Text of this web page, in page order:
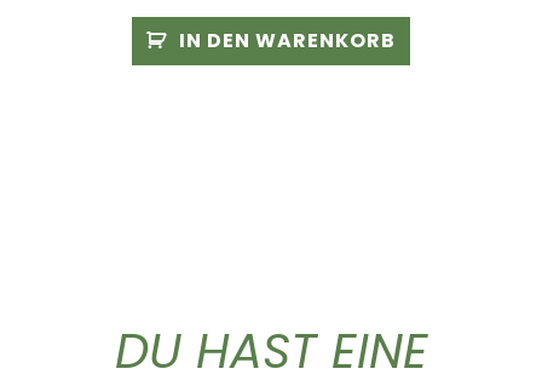
IN DEN WARENKORB
DU HAST EINE